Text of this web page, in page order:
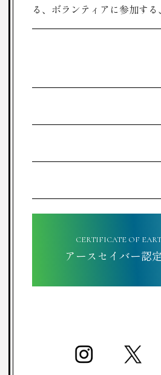
る、ボランティアに参加する
CERTIFICATE OF
アースセイバー認